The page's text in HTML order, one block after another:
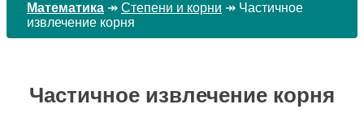
Математика ↠ Степени и корни ↠ Чаcтичное
извлечение корня
Чаcтичное извлечение корня